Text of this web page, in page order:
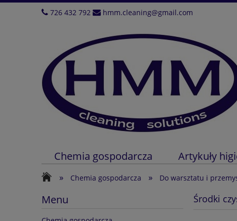
726 432 792
hmm.cleaning@gmail.com
Chemia gospodarcza Artykuły
» Chemia gospodarcza » Do warsztatu i
Menu Środki